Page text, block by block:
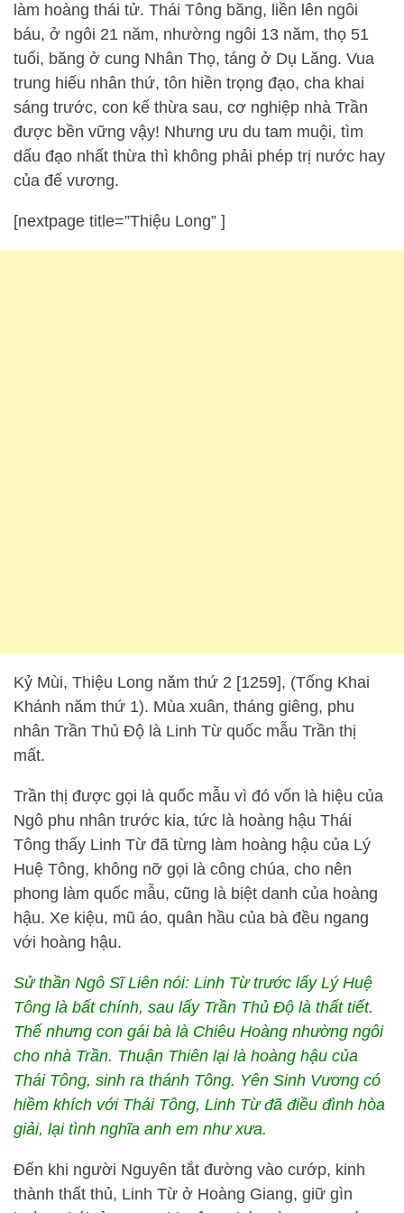
làm hoàng thái tử. Thái Tông băng, liền lên ngôi
báu, ở ngôi 21 năm, nhường ngôi 13 năm, thọ 51
tuổi, băng ở cung Nhân Thọ, táng ở Dụ Lăng. Vua
trung hiếu nhân thứ, tôn hiền trọng đạo, cha khai
sáng trước, con kế thừa sau, cơ nghiệp nhà Trần
được bền vững vậy! Nhưng ưu du tam muội, tìm
dấu đạo nhất thừa thì không phải phép trị nước hay
của đế vương.
[nextpage title=”Thiệu Long” ]
Kỷ Mùi, Thiệu Long năm thứ 2 [1259], (Tống Khai
Khánh năm thứ 1). Mùa xuân, tháng giêng, phu
nhân Trần Thủ Độ là Linh Từ quốc mẫu Trần thị
mất.
Trần thị được gọi là quốc mẫu vì đó vốn là hiệu của
Ngô phu nhân trước kia, tức là hoàng hậu Thái
Tông thấy Linh Từ đã từng làm hoàng hậu của Lý
Huệ Tông, không nỡ gọi là công chúa, cho nên
phong làm quốc mẫu, cũng là biệt danh của hoàng
hậu. Xe kiệu, mũ áo, quân hầu của bà đều ngang
với hoàng hậu.
Sử thần Ngô Sĩ Liên nói: Linh Từ trước lấy Lý Huệ
Tông là bất chính, sau lấy Trần Thủ Độ là thất tiết.
Thế nhưng con gái bà là Chiêu Hoàng nhường ngôi
cho nhà Trần. Thuận Thiên lại là hoàng hậu của
Thái Tông, sinh ra thánh Tông. Yên Sinh Vương có
hiềm khích với Thái Tông, Linh Từ đã điều đình hòa
giải, lại tình nghĩa anh em như xưa.
Đến khi người Nguyên tắt đường vào cướp, kinh
thành thất thủ, Linh Từ ở Hoàng Giang, giữ gìn